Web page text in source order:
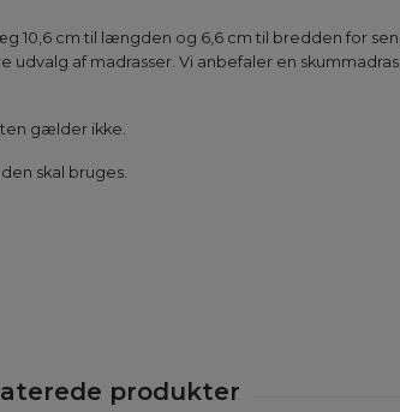
10,6 cm til længden og 6,6 cm til bredden for
af madrasser. Vi anbefaler en skummadras
gælder ikke.
skal bruges.